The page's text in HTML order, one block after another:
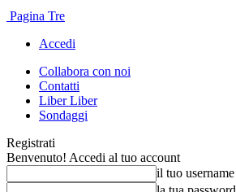
Pagina Tre
Accedi
Collabora con noi
Contatti
Liber Liber
Sondaggi
Registrati
Benvenuto! Accedi al tuo account
il tuo username